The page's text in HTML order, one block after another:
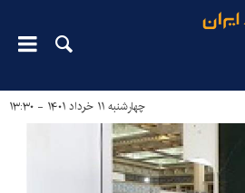
چهارشنبه ۱۱ خرداد ۱۴۰۱ - ۱۳:۳۰